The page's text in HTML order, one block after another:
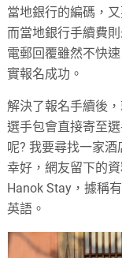
當地銀行的編碼，
而當地銀行手續費
電郵回覆雖然不快
實報名成功。
解決了報名手續後
選手包會直接寄至
呢? 我要尋找一家
幸好，網友留下的
Hanok Stay，據稱
英語。